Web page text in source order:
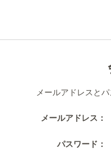
メールアドレスと
メールアドレス：
パスワード：